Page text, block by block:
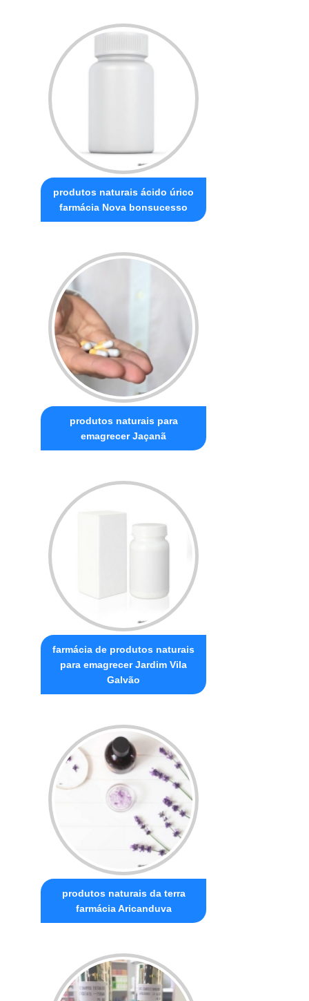
produtos naturais ácido úrico
farmácia Nova bonsucesso
produtos naturais para
emagrecer Jaçanã
farmácia de produtos naturais
para emagrecer Jardim Vila
Galvão
produtos naturais da terra
farmácia Aricanduva